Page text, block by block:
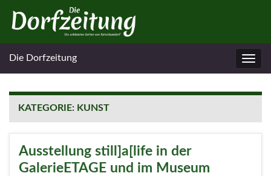
Die Dorfzeitung
KATEGORIE: KUNST
Ausstellung still]a[life in der
GalerieETAGE und im Museum